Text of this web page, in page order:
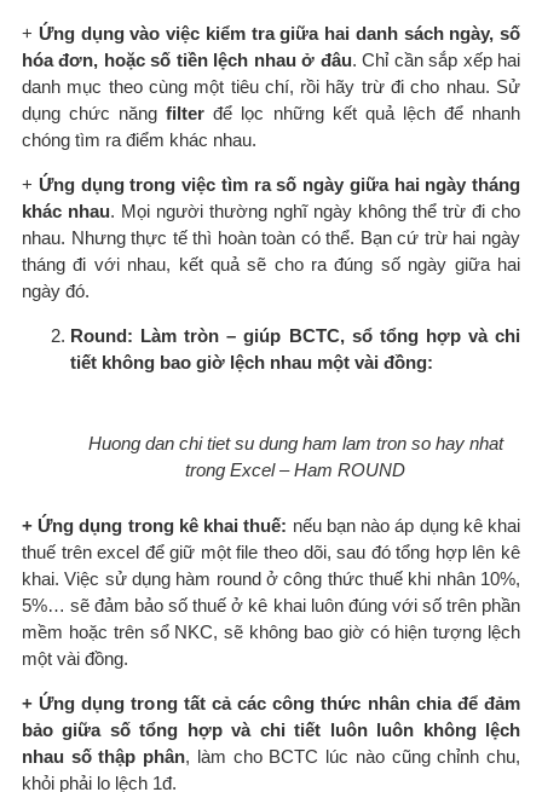
+ Ứng dụng vào việc kiểm tra giữa hai danh sách ngày, số
hóa đơn, hoặc số tiền lệch nhau ở đâu. Chỉ cần sắp xếp hai
danh mục theo cùng một tiêu chí, rồi hãy trừ đi cho nhau. Sử
dụng chức năngfilter để lọc những kết quả lệch để nhanh
chóng tìm ra điểm khác nhau.
+ Ứng dụng trong việc tìm ra số ngày giữa hai ngày tháng
khác nhau. Mọi người thường nghĩ ngày không thể trừ đi cho
nhau. Nhưng thực tế thì hoàn toàn có thể. Bạn cứ trừ hai ngày
tháng đi với nhau, kết quả sẽ cho ra đúng số ngày giữa hai
ngày đó.
Round: Làm tròn – giúp BCTC, sổ tổng hợp và chi
tiết không bao giờ lệch nhau một vài đồng:
Huong dan chi tiet su dung ham lam tron so hay nhat
trong Excel – Ham ROUND
+ Ứng dụng trong kê khai thuế: nếu bạn nào áp dụng kê khai
thuế trên excel để giữ một file theo dõi, sau đó tổng hợp lên kê
khai. Việc sử dụng hàm round ở công thức thuế khi nhân 10%,
5%… sẽ đảm bảo số thuế ở kê khai luôn đúng với số trên phần
mềm hoặc trên sổ NKC, sẽ không bao giờ có hiện tượng lệch
một vài đồng.
+ Ứng dụng trong tất cả các công thức nhân chia để đảm
bảo giữa số tổng hợp và chi tiết luôn luôn không lệch
nhau số thập phân, làm cho BCTC lúc nào cũng chỉnh chu,
khỏi phải lo lệch 1đ.